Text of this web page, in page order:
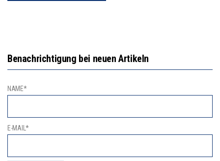
Benachrichtigung bei neuen Artikeln
NAME*
E-MAIL*